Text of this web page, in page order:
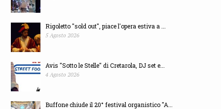
Rigoletto "sold out", piace l'opera estiva a ...
5 Agosto 2026
Avis "Sotto le Stelle" di Cretarola, DJ set e...
4 Agosto 2026
Buffone chiude il 20° festival organistico "A...